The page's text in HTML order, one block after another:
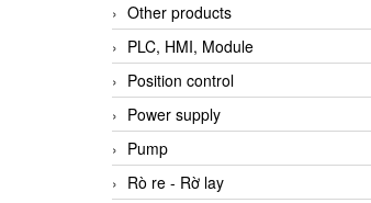
Other products
PLC, HMI, Module
Position control
Power supply
Pump
Rò re - Rờ lay